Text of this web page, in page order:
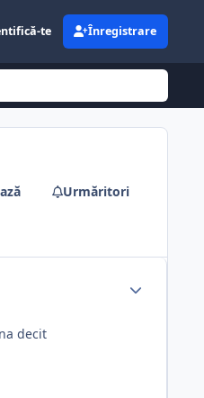
te Înregistrare
Urmăritori
decit